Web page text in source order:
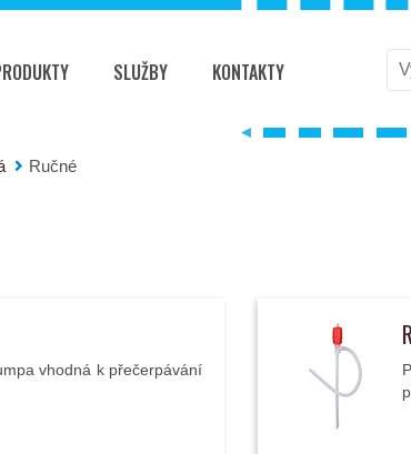
SLUŽBY KONTAKTY
Ručné
vhodná k přečerpávání